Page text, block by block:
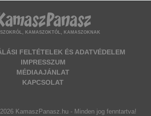
KAMASZOKTÓL, KAMASZOKNAK
FELTÉTELEK ÉS ADATVÉDELEM
IMPRESSZUM
MÉDIAAJÁNLAT
KAPCSOLAT
KamaszPanasz.hu - Minden jog fenntartva!